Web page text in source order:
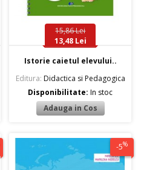
15,86 Lei
13,48 Lei
Istorie caietul elevului..
Editura: Didactica si Pedagogica
Disponibilitate:In stoc
-5%